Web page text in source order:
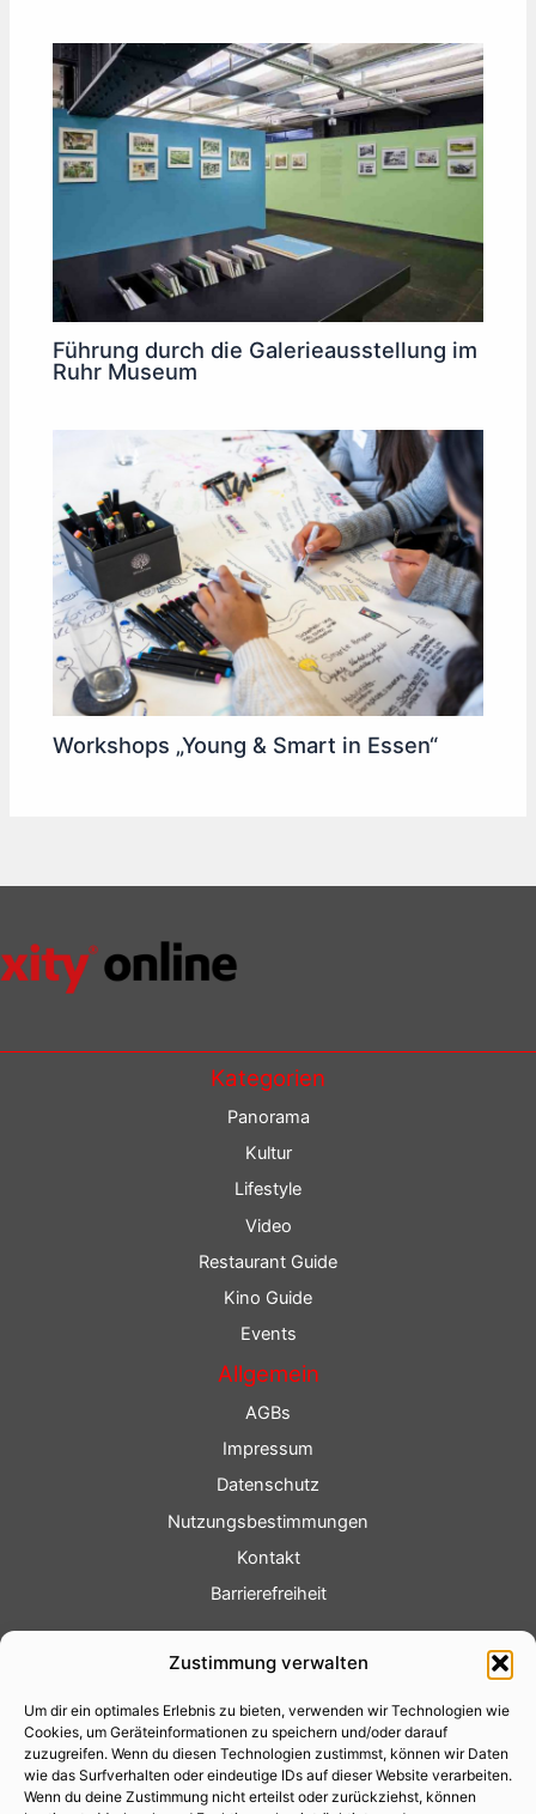
Zustimmung verwalten
Um dir ein optimales Erlebnis zu bieten, verwenden wir Technologien wie
Cookies, um Geräteinformationen zu speichern und/oder darauf
zuzugreifen. Wenn du diesen Technologien zustimmst, können wir Daten
wie das Surfverhalten oder eindeutige IDs auf dieser Website verarbeiten.
Wenn du deine Zustimmung nicht erteilst oder zurückziehst, können
Führung durch die Galerieausstellung im
Ruhr Museum
Workshops „Young & Smart in Essen“
Kategorien
Panorama
Kultur
Lifestyle
Video
Restaurant Guide
Kino Guide
Events
Allgemein
AGBs
Impressum
Datenschutz
Nutzungsbestimmungen
Kontakt
Barrierefreiheit
Fotoservice
Videoservice
Werbung
Contenterstellung